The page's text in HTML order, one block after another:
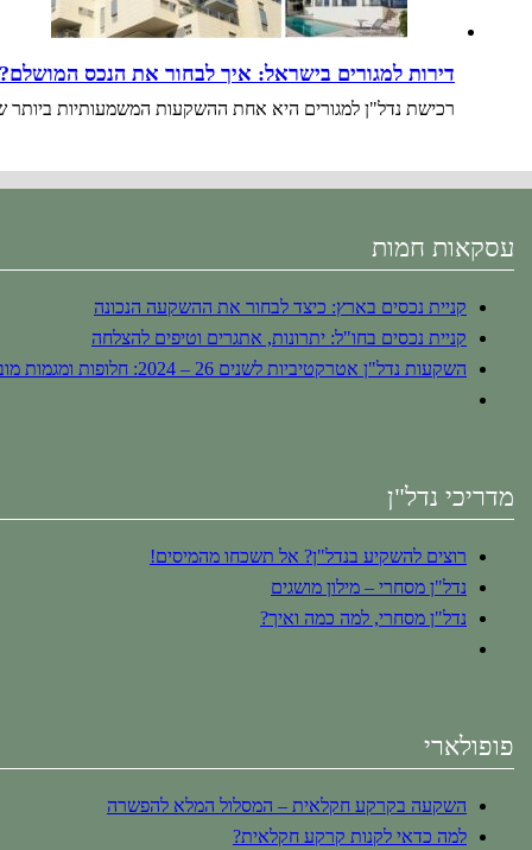
דירות למגורים בישראל: איך לבחור את הנכס המושלם?
רכישת נדל"ן למגורים היא אחת ההשקעות המשמעותיות ביותר
עסקאות חמות
קניית נכסים בארץ: כיצד לבחור את ההשקעה הנכונה
קניית נכסים בחו"ל: יתרונות, אתגרים וטיפים להצלחה
השקעות נדל"ן אטרקטיביות לשנים 26 – 2024: חלופות ומגמות מובילות
מדריכי נדל"ן
רוצים להשקיע בנדל"ן? אל תשכחו מהמיסים!
נדל"ן מסחרי – מילון מושגים
נדל"ן מסחרי, למה כמה ואיך?
פופולארי
השקעה בקרקע חקלאית – המסלול המלא להפשרה
למה כדאי לקנות קרקע חקלאית?